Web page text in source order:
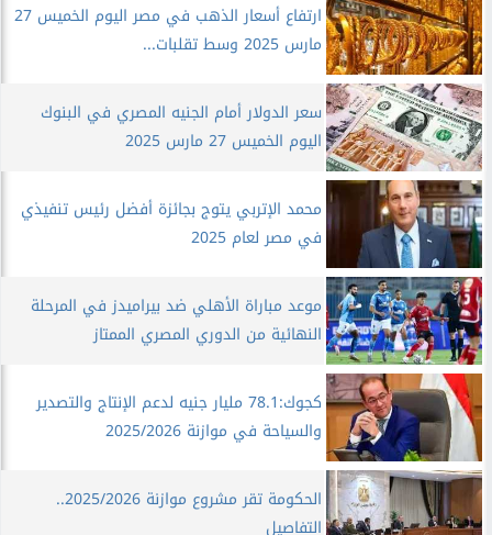
ارتفاع أسعار الذهب في مصر اليوم الخميس 27
مارس 2025 وسط تقلبات...
سعر الدولار أمام الجنيه المصري في البنوك
اليوم الخميس 27 مارس 2025
محمد الإتربي يتوج بجائزة أفضل رئيس تنفيذي
في مصر لعام 2025
موعد مباراة الأهلي ضد بيراميدز في المرحلة
النهائية من الدوري المصري الممتاز
كجوك:78.1 مليار جنيه لدعم الإنتاج والتصدير
والسياحة في موازنة 2025/2026
الحكومة تقر مشروع موازنة 2025/2026..
التفاصيل